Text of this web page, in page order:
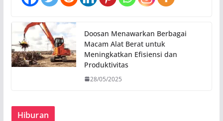
Doosan Menawarkan Berbagai
Macam Alat Berat untuk
Meningkatkan Efisiensi dan
Produktivitas
28/05/2025
Hiburan